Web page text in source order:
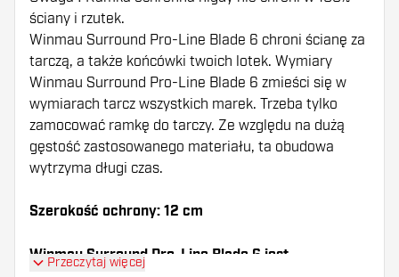
ściany i rzutek.
Winmau Surround Pro-Line Blade 6 chroni ścianę za
tarczą, a także końcówki twoich lotek. Wymiary
Winmau Surround Pro-Line Blade 6 zmieści się w
wymiarach tarcz wszystkich marek. Trzeba tylko
zamocować ramkę do tarczy. Ze względu na dużą
gęstość zastosowanego materiału, ta obudowa
wytrzyma długi czas.
Szerokość ochrony: 12 cm
Winmau Surround Pro-Line Blade 6 jest
Przeczytaj więcej